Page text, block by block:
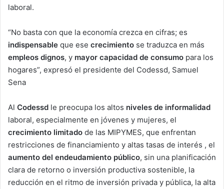
laboral.
“No basta con que la economía crezca en cifras; es
indispensable que ese crecimiento se traduzca en más
empleos dignos, y mayor capacidad de consumo para los
hogares”, expresó el presidente del Codessd, Samuel
Sena
Al Codessd le preocupa los altos niveles de informalidad
laboral, especialmente en jóvenes y mujeres, el
crecimiento limitado de las MIPYMES, que enfrentan
restricciones de financiamiento y altas tasas de interés , el
aumento del endeudamiento público, sin una planificación
clara de retorno o inversión productiva sostenible, la
reducción en el ritmo de inversión privada y pública, la alta